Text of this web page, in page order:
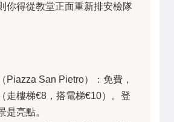
你得從教堂正面重新排安檢隊
（Piazza San Pietro）：免費，
走樓梯€8，搭電梯€10）。登
是亮點。